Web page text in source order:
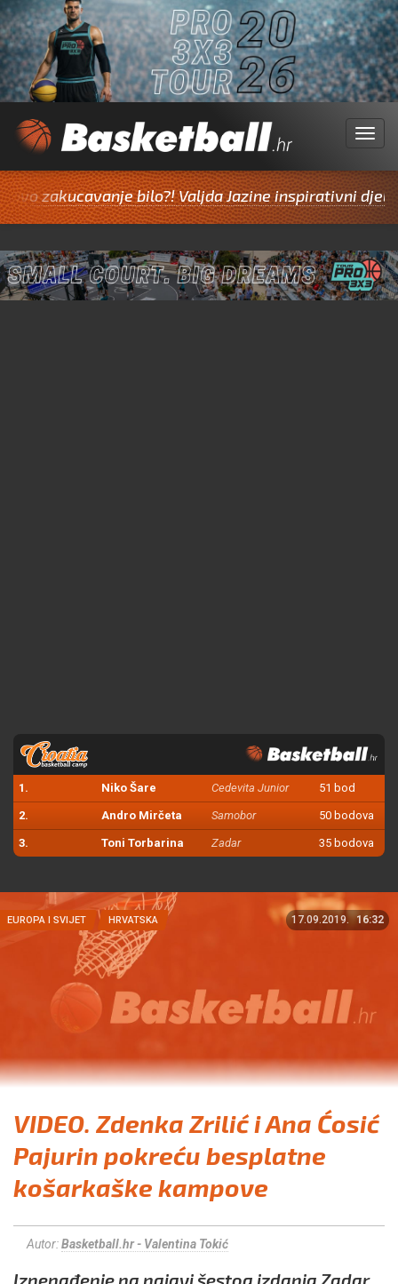
Menu
zakucavanje bilo?! Valjda Jazine inspirativni djeluju
1. Niko Šare Cedevita Junior 51 bod
2. Andro Mirčeta Samobor 50 bodova
3. Toni Torbarina Zadar 35 bodova
EUROPA I SVIJET HRVATSKA 17.09.2019. 16:32
VIDEO. Zdenka Zrilić i Ana Ćosić
Pajurin pokreću besplatne
košarkaške kampove
Autor:Basketball.hr - Valentina Tokić
Iznenađenje na najavi šestog izdanja Zadar